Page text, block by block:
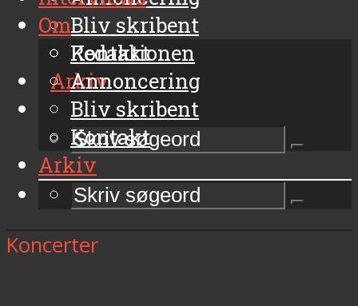
Bliv skribent
Kontakt
Arkiv
Om
Redaktionen
Annoncering
Bliv skribent
Kontakt
Arkiv
Koncerter